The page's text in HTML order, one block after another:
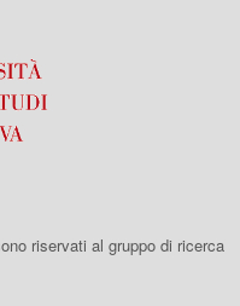
riservati al gruppo di ricerca